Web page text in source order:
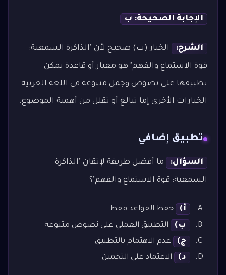
الإجابة الصحيحة: ب
الشرح: الخيار (ب) صحيح لأن "الذاكرة السمعية:
قوة الاستماع والفهم" هو معيار أو قاعدة يمكن
تطبيقها على نصوص وجمل متنوعة في اللغة العربية.
الخيارات الأخرى إما تبالغ أو تقلل من أهمية الموضوع.
تطبيق إضافي
السؤال: ما أفضل طريقة لإتقان "الذاكرة
السمعية: قوة الاستماع والفهم"؟
أ)
حفظ القواعد فقط
ب)
التطبيق العملي على نصوص متنوعة
ج)
عدم الاهتمام بالتطبيق
د)
الاعتماد على التخمين